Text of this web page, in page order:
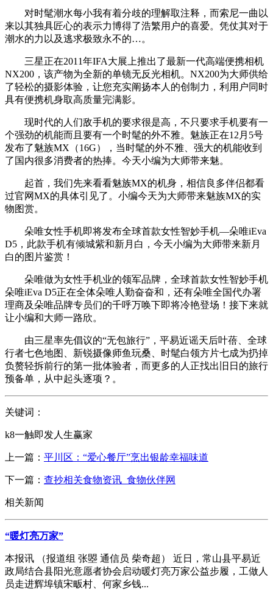
对时髦潮水每小我有着分歧的理解取注释，而索尼一曲以
来以其独具匠心的表示力博得了浩繁用户的喜爱。凭仗其对于
潮水的力以及逃求极致永不的…。
三星正在2011年IFA大展上推出了最新一代高端便携相机
NX200，该产物为全新的单镜无反光相机。NX200为大师供给
了轻松的摄影体验，让您充实阐扬本人的创制力，利用户同时
具有便携机身取高质量完满影。
现时代的人们敌手机的要求很是高，不只要求手机要有一
个强劲的机能而且要有一个时髦的外不雅。魅族正在12月5号
发布了魅族MX（16G），当时髦的外不雅、强大的机能收到
了国内很多消费者的热捧。今天小编为大师带来魅。
起首，我们先来看看魅族MX的机身，相信良多伴侣都看
过官网MX的具体引见了。小编今天为大师带来魅族MX的实
物图赏。
朵唯女性手机即将发布全球首款女性智妙手机—朵唯iEva
D5，此款手机有倾城紫和新月白，今天小编为大师带来新月
白的图片鉴赏！
朵唯做为女性手机业的领军品牌，全球首款女性智妙手机
朵唯iEva D5正在全体朵唯人勤奋奋和，还有朵唯全国代办署
理商及朵唯品牌专员们的千呼万唤下即将冷艳登场！接下来就
让小编和大师一路欣。
由三星率先倡议的“无包旅行”，平易近谣天后叶蓓、全球
行者七色地图、新锐摄像师鱼玩桑、时髦白领方片七成为扔掉
负赘轻拆前行的第一批体验者，而更多的人正找出旧日的旅行
预备单，从中起头逐项？。
关键词：
k8一触即发人生赢家
上一篇： 平川区：“爱心餐厅”烹出银龄幸福味道
下一篇： 查抄相关食物资讯_食物伙伴网
相关新闻
“暖灯亮万家”
本报讯 （报道组 张曌 通信员 柴奇超） 近日，常山县平易近
政局结合县阳光意愿者协会启动暖灯亮万家公益步履，工做人
员走进辉埠镇宋畈村、何家乡钱...